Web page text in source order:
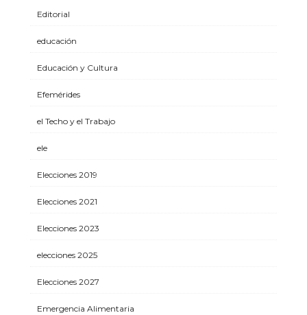
Editorial
educación
Educación y Cultura
Efemérides
el Techo y el Trabajo
ele
Elecciones 2019
Elecciones 2021
Elecciones 2023
elecciones 2025
Elecciones 2027
Emergencia Alimentaria